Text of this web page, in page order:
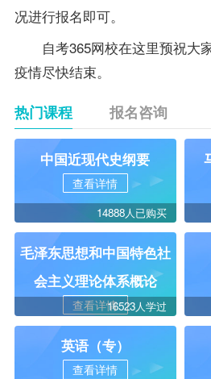
况进行报名即可。
自考365网校在这里预祝大
疫情尽快结束。
热门课程 报名咨询
中国近现代史纲要
查看详情
14888人已购买
毛泽东思想和中国特色社
会主义理论体系概论
查看详情16523人学过
英语（专）
查看详情